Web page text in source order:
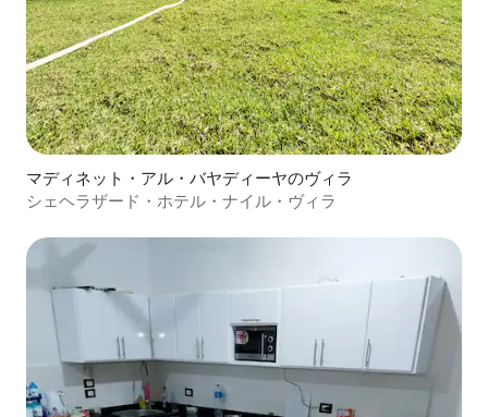
マディネット・アル・バヤディーヤのヴィラ
シェヘラザード・ホテル・ナイル・ヴィラ